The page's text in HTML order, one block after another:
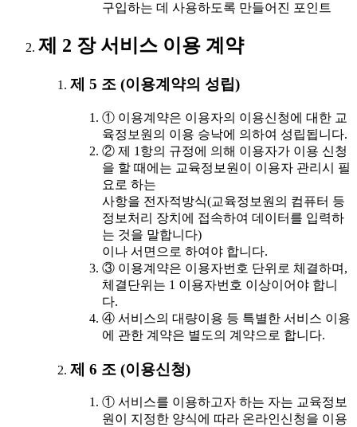
구입하는 데 사용하도록 만들어진 포인트
제 2 장 서비스 이용 계약
제 5 조 (이용계약의 성립)
① 이용계약은 이용자의 이용신청에 대한 교
육정보원의 이용 승낙에 의하여 성립됩니다.
② 제 1항의 규정에 의해 이용자가 이용 신청
을 할 때에는 교육정보원이 이용자 관리시 필
요로 하는
사항을 전자적방식(교육정보원의 컴퓨터 등
정보처리 장치에 접속하여 데이터를 입력하
는 것을 말합니다)
이나 서면으로 하여야 합니다.
③ 이용계약은 이용자번호 단위로 체결하며,
체결단위는 1 이용자번호 이상이어야 합니
다.
④ 서비스의 대량이용 등 특별한 서비스 이용
에 관한 계약은 별도의 계약으로 합니다.
제 6 조 (이용신청)
① 서비스를 이용하고자 하는 자는 교육정보
원이 지정한 양식에 따라 온라인신청을 이용